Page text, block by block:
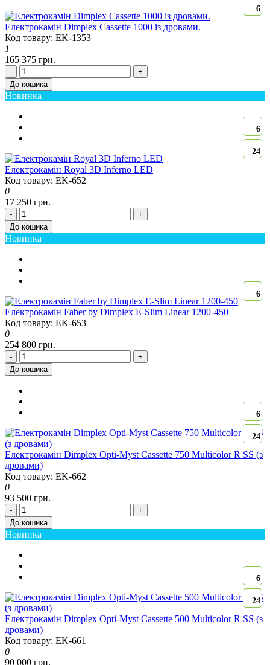
6
Електрокамін Dimplex Cassette 1000 із дровами.
Код товару: EK-1353
1
165 375 грн.
-
+
До кошика
Новинка
6
24
Електрокамін Royal 3D Inferno LED
Код товару: EK-652
0
17 250 грн.
-
+
До кошика
Новинка
6
Електрокамін Faber by Dimplex E-Slim Linear 1200-450
Код товару: EK-653
0
254 800 грн.
-
+
До кошика
6
24
Електрокамін Dimplex Opti-Myst Cassette 750 Multicolor R SS (з
дровами)
Код товару: EK-662
0
93 500 грн.
-
+
До кошика
Новинка
6
24
Електрокамін Dimplex Opti-Myst Cassette 500 Multicolor R SS (з
дровами)
Код товару: EK-661
0
90 000 грн.